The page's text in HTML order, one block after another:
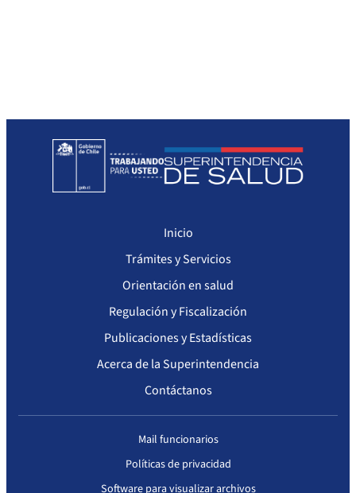
Inicio
Trámites y Servicios
Orientación en salud
Regulación y Fiscalización
Publicaciones y Estadísticas
Acerca de la Superintendencia
Contáctanos
Mail funcionarios
Políticas de privacidad
Software para visualizar archivos